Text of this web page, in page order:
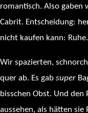
romantisch. Also gaben
Cabrit. Entscheidung:
nicht kaufen kann: Ruhe.
Wir spazierten,
quer ab. Es gab super
bisschen Obst. Und
aussehen, als hätten